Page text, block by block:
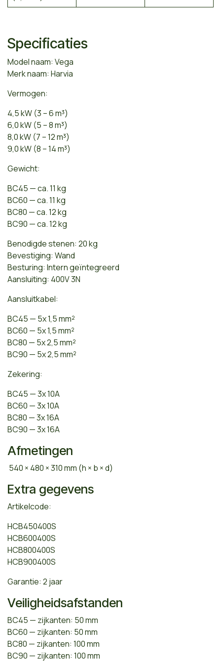
Specificaties
Model naam: Vega
Merk naam: Harvia
Vermogen:
4,5 kW (3 – 6 m³)
6,0 kW (5 – 8 m³)
8,0 kW (7 – 12 m³)
9,0 kW (8 – 14 m³)
Gewicht:
BC45 — ca. 11 kg
BC60 — ca. 11 kg
BC80 — ca. 12 kg
BC90 — ca. 12 kg
Benodigde stenen: 20 kg
Bevestiging: Wand
Besturing: Intern geïntegreerd
Aansluiting: 400V 3N
Aansluitkabel:
BC45 — 5x 1,5 mm²
BC60 — 5x 1,5 mm²
BC80 — 5x 2,5 mm²
BC90 — 5x 2,5 mm²
Zekering:
BC45 — 3x 10A
BC60 — 3x 10A
BC80 — 3x 16A
BC90 — 3x 16A
Afmetingen
540 × 480 × 310 mm (h × b × d)
Extra gegevens
Artikelcode:
HCB450400S
HCB600400S
HCB800400S
HCB900400S
Garantie: 2 jaar
Veiligheidsafstanden
BC45 — zijkanten: 50 mm
BC60 — zijkanten: 50 mm
BC80 — zijkanten: 100 mm
BC90 — zijkanten: 100 mm